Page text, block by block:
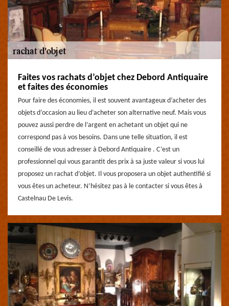
Faites vos rachats d’objet chez Debord Antiquaire
et faites des économies
Pour faire des économies, il est souvent avantageux d’acheter des
objets d’occasion au lieu d’acheter son alternative neuf. Mais vous
pouvez aussi perdre de l’argent en achetant un objet qui ne
correspond pas à vos besoins. Dans une telle situation, il est
conseillé de vous adresser à Debord Antiquaire . C’est un
professionnel qui vous garantit des prix à sa juste valeur si vous lui
proposez un rachat d’objet. Il vous proposera un objet authentifié si
vous êtes un acheteur. N’hésitez pas à le contacter si vous êtes à
Castelnau De Levis.